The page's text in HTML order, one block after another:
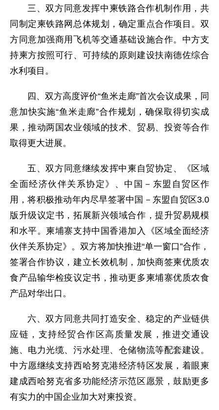
三、双方同意发挥中柬铁路合作机制作用，共
同制定柬铁路网总体规划，确定重点合作项目。双
方同意加强商用飞机等交通基础设施合作。中方支
持柬方按照可行、可持续的原则建设扶南德佐综合
水利项目。
四、双方高度评价“鱼米走廊”首次会议成果，同
意加快实施“鱼米走廊”合作规划，确保取得切实成
果，推动两国农业领域的技术、贸易、投资等合作
取得更大进展。
五、双方同意继续发挥中柬自贸协定、《区域
全面经济伙伴关系协定》、中国－东盟自贸区作
用，将积极推动年内尽早签署中国－东盟自贸区3.0
版升级议定书，拓展新兴领域合作，提升贸易规模
和水平。柬埔寨支持中国香港加入《区域全面经济
伙伴关系协定》。双方将加快推进“单一窗口”合作，
签署合作协议，建立长效机制，加快商签柬优质农
食产品输华检疫议定书，推动更多柬埔寨优质农食
产品对华出口。
六、双方同意共同打造安全、稳定的产业链供
应链，支持经贸合作区高质量发展，推进交通设
施、电力光缆、污水处理、仓储物流等配套建设。
中方愿继续支持西哈努克港经济特区发展，着眼柬
建成西哈努克省多功能经济示范区愿景，鼓励更多
有实力的中国企业加大对柬投资。